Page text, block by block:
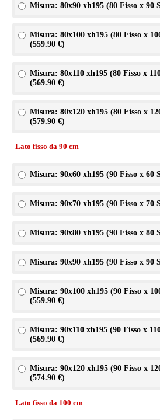
Misura: 80x90 xh195 (80 Fisso x 90
Misura: 80x100 xh195 (80 Fisso x
(559.90 €)
Misura: 80x110 xh195 (80 Fisso x
(569.90 €)
Misura: 80x120 xh195 (80 Fisso x
(579.90 €)
Lato fisso da 90 cm
Misura: 90x60 xh195 (90 Fisso x 60
Misura: 90x70 xh195 (90 Fisso x 70
Misura: 90x80 xh195 (90 Fisso x 80
Misura: 90x90 xh195 (90 Fisso x 90
Misura: 90x100 xh195 (90 Fisso x
(559.90 €)
Misura: 90x110 xh195 (90 Fisso x
(569.90 €)
Misura: 90x120 xh195 (90 Fisso x
(574.90 €)
Lato fisso da 100 cm